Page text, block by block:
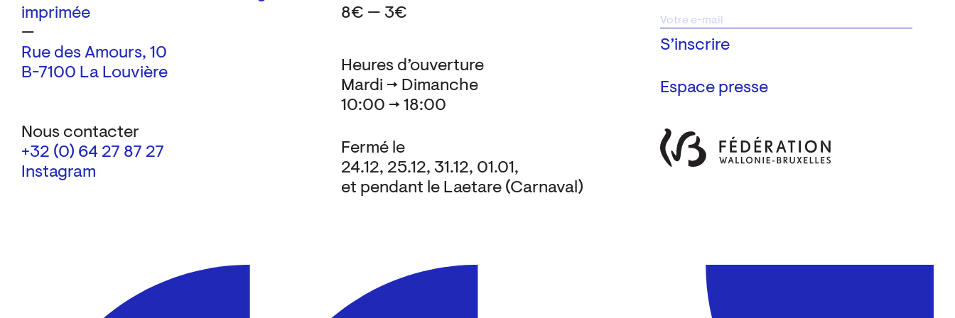
imprimée
—
Rue des Amours, 10
B-7100 La Louvière
Nous contacter
+32 (0) 64 27 87 27
Instagram
Espace presse
Heures d’ouverture
Mardi → Dimanche
10:00 → 18:00
Fermé le
24.12, 25.12, 31.12, 01.01,
et pendant le Laetare (Carnaval)
8€ — 3€